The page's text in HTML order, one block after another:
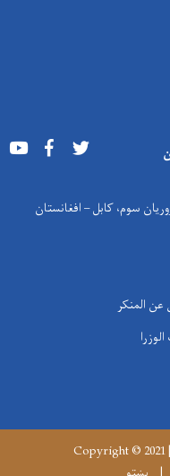
Youtube Facebook
سوم، کابل – افغانستان
عن المنکر
Copyright ©